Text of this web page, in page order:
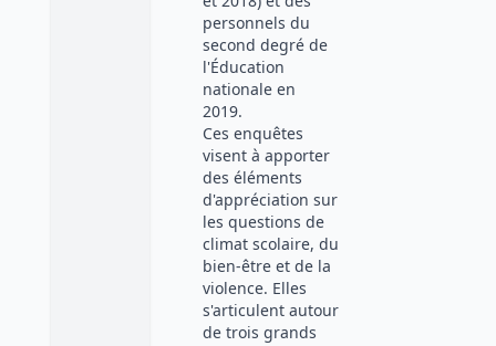
personnels du
second degré de
l'Éducation
nationale en
2019.
Ces enquêtes
visent à apporter
des éléments
d'appréciation sur
les questions de
climat scolaire, du
bien-être et de la
violence. Elles
s'articulent autour
de trois grands